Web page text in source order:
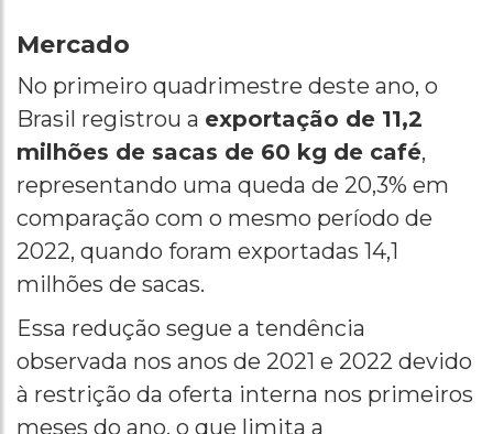
Mercado
No primeiro quadrimestre deste ano, o
Brasil registrou a exportação de 11,2
milhões de sacas de 60 kg de café,
representando uma queda de 20,3% em
comparação com o mesmo período de
2022, quando foram exportadas 14,1
milhões de sacas.
Essa redução segue a tendência
observada nos anos de 2021 e 2022 devido
à restrição da oferta interna nos primeiros
meses do ano, o que limita a